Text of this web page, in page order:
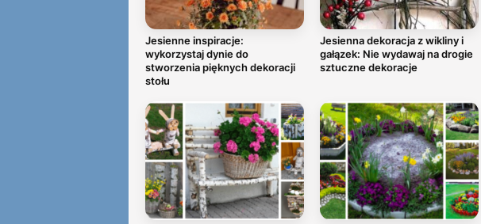
Jesienne inspiracje:
wykorzystaj dynie do
stworzenia pięknych dekoracji
stołu
Jesienna dekoracja z wikliny i
gałązek: Nie wydawaj na drogie
sztuczne dekoracje